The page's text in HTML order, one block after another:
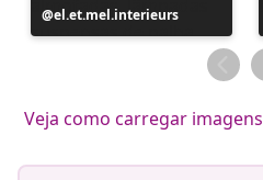
Postagem
publicada
el.et.mel.interieurs
Veja como carregar imagens